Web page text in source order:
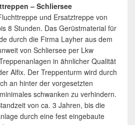
– Schliersee
und Ersatztreppe von
8 Stunden. Das Gerüstmaterial für
durch die Firma Layher aus dem
von Schliersee per Lkw
in ähnlicher Qualität
Alfix. Der Treppenturm wird durch
an hinter der vorgesetzten
schwanken zu verhindern.
von ca. 3 Jahren, bis die
durch eine fest eingebaute